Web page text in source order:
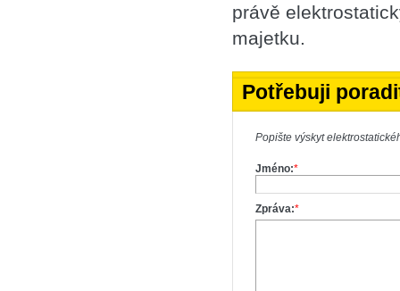
právě
majetku.
Potřebuji
Popište výskyt
Jméno:*
Zpráva:*